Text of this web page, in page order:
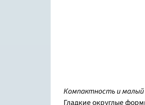
Компактность и малый
Гладкие округлые